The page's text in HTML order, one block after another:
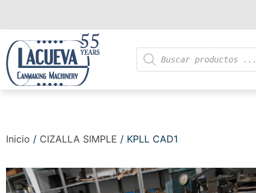
Inicio / CIZALLA SIMPLE / KPLL CAD1